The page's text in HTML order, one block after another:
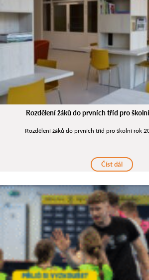
Rozdělení žáků do prvních tříd pro
Rozdělení žáků do prvních tříd pro školní rok
Číst dál